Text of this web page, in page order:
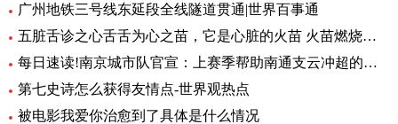
广州地铁三号线东延段全线隧道贯通|世界百事通
五脏舌诊之心舌舌为心之苗，它是心脏的火苗 火苗燃烧的时候，你会发
每日速读!南京城市队官宣：上赛季帮助南通支云冲超的特拉奥雷加盟
第七史诗怎么获得友情点-世界观热点
被电影我爱你治愈到了具体是什么情况